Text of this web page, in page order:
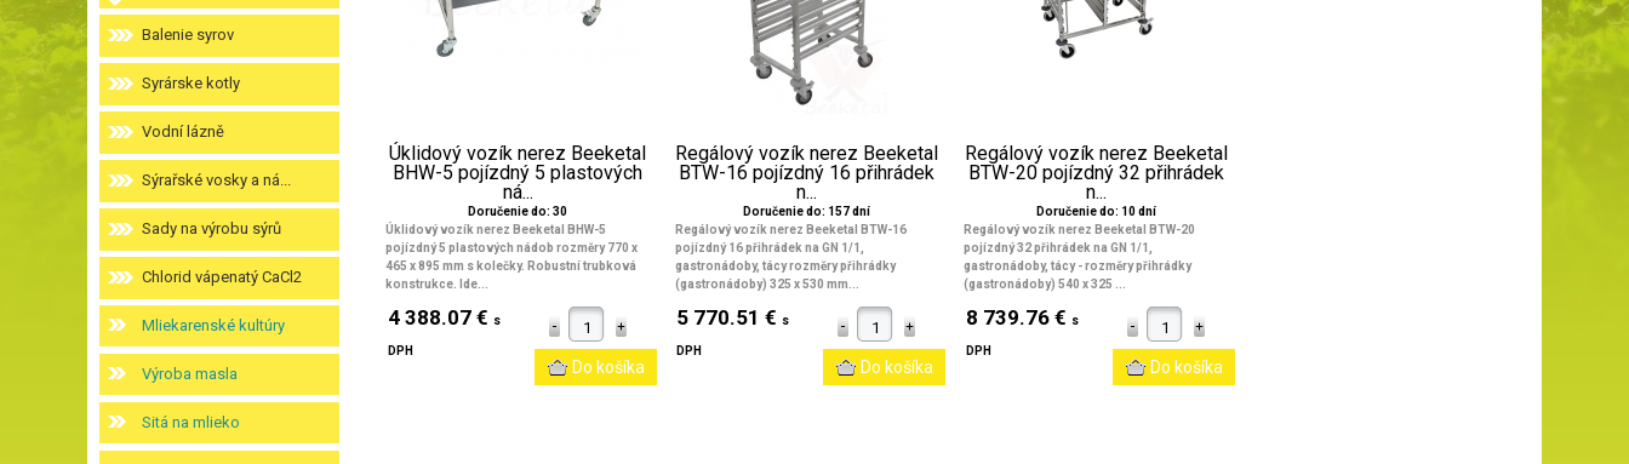
Balenie syrov
Syrárske kotly
Vodní lázně
Sýrařské vosky a ná...
Sady na výrobu sýrů
Chlorid vápenatý CaCl2
Mliekarenské kultúry
Výroba masla
Sitá na mlieko
Úklidový vozík nerez Beeketal
BHW-5 pojízdný 5 plastových
ná...
Doručenie do: 30
Úklidový vozík nerez Beeketal BHW-5
pojízdný 5 plastových nádob rozměry 770 x
465 x 895 mm s kolečky. Robustní trubková
konstrukce. Ide...
4 388.07 € s
DPH
Regálový vozík nerez Beeketal
BTW-16 pojízdný 16 přihrádek
n...
Doručenie do: 157 dní
Regálový vozík nerez Beeketal BTW-16
pojízdný 16 přihrádek na GN 1/1,
gastronádoby, tácy rozměry přihrádky
(gastronádoby) 325 x 530 mm...
5 770.51 € s
DPH
Regálový vozík nerez Beeketal
BTW-20 pojízdný 32 přihrádek
n...
Doručenie do: 10 dní
Regálový vozík nerez Beeketal BTW-20
pojízdný 32 přihrádek na GN 1/1,
gastronádoby, tácy- rozměry přihrádky
(gastronádoby) 540 x 325 ...
8 739.76 € s
DPH